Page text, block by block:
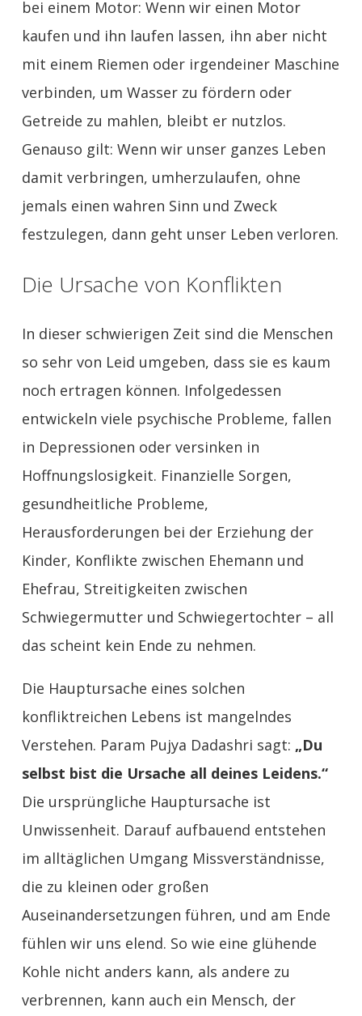
bei einem Motor: Wenn wir einen Motor
kaufen und ihn laufen lassen, ihn aber nicht
mit einem Riemen oder irgendeiner Maschine
verbinden, um Wasser zu fördern oder
Getreide zu mahlen, bleibt er nutzlos.
Genauso gilt: Wenn wir unser ganzes Leben
damit verbringen, umherzulaufen, ohne
jemals einen wahren Sinn und Zweck
festzulegen, dann geht unser Leben verloren.
Die Ursache von Konflikten
In dieser schwierigen Zeit sind die Menschen
so sehr von Leid umgeben, dass sie es kaum
noch ertragen können. Infolgedessen
entwickeln viele psychische Probleme, fallen
in Depressionen oder versinken in
Hoffnungslosigkeit. Finanzielle Sorgen,
gesundheitliche Probleme,
Herausforderungen bei der Erziehung der
Kinder, Konflikte zwischen Ehemann und
Ehefrau, Streitigkeiten zwischen
Schwiegermutter und Schwiegertochter – all
das scheint kein Ende zu nehmen.
Die Hauptursache eines solchen
konfliktreichen Lebens ist mangelndes
Verstehen. Param Pujya Dadashri sagt: „Du
selbst bist die Ursache all deines Leidens.“
Die ursprüngliche Hauptursache ist
Unwissenheit. Darauf aufbauend entstehen
im alltäglichen Umgang Missverständnisse,
die zu kleinen oder großen
Auseinandersetzungen führen, und am Ende
fühlen wir uns elend. So wie eine glühende
Kohle nicht anders kann, als andere zu
verbrennen, kann auch ein Mensch, der